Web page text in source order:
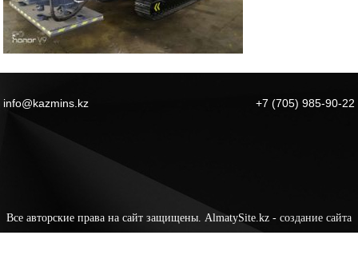
info@kazmins.kz +7 (705) 985-90-22
Все авторские права на сайт защищены. AlmatySite.kz - создание сайта